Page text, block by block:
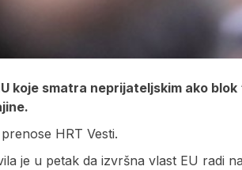
koje smatra neprijateljskim ako blok
HRT Vesti.
je u petak da izvršna vlast EU radi